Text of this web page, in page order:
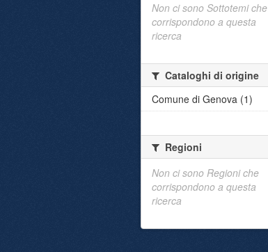
Non ci sono Sottotemi che
corrispondono a questa
ricerca
Cataloghi di origine
Comune di Genova (1)
Regioni
Non ci sono Regioni che
corrispondono a questa
ricerca